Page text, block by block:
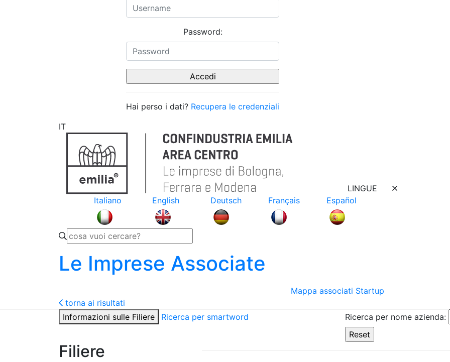
Password:
Hai perso i dati? Recupera le credenziali
IT
LINGUE
Italiano
English Deutsch Français Español
Le Imprese Associate
Mappa associati Startup
torna ai risultati
Informazioni sulle Filiere
Ricerca per smartword Ricerca per nome azienda:
Filiere